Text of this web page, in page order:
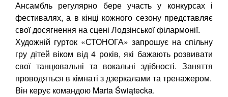
Ансамбль регулярно бере участь у конкурсах і
фестивалях, а в кінці кожного сезону представляє
свої досягнення на сцені Лодзінської філармонії.
Художній гурток «СТОНОГА» запрошує на спільну
гру дітей віком від 4 років, які бажають розвивати
свої танцювальні та вокальні здібності. Заняття
проводяться в кімнаті з дзеркалами та тренажером.
Він керує командою Marta Świątecka.